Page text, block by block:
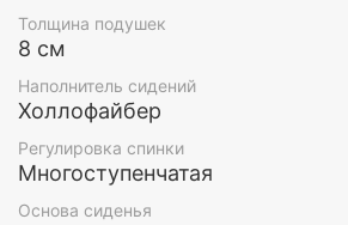
Толщина подушек
8 см
Наполнитель сидений
Холлофайбер
Регулировка спинки
Многоступенчатая
Основа сиденья